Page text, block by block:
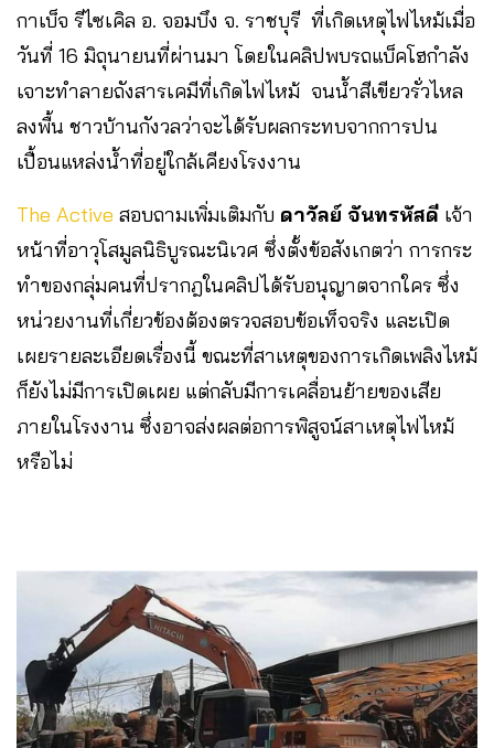
กาเบ็จ รีไซเคิล อ. จอมบึง จ. ราชบุรี ที่เกิดเหตุไฟไหม้เมื่อ
วันที่ 16 มิถุนายนที่ผ่านมา โดยในคลิปพบรถแบ็คโฮกำลัง
เจาะทำลายถังสารเคมีที่เกิดไฟไหม้ จนน้ำสีเขียวรั่วไหล
ลงพื้น ชาวบ้านกังวลว่าจะได้รับผลกระทบจากการปน
เปื้อนแหล่งน้ำที่อยู่ใกล้เคียงโรงงาน
The Active สอบถามเพิ่มเติมกับ ดาวัลย์ จันทรหัสดี เจ้า
หน้าที่อาวุโสมูลนิธิบูรณะนิเวศ ซึ่งตั้งข้อสังเกตว่า การกระ
ทำของกลุ่มคนที่ปรากฎในคลิปได้รับอนุญาตจากใคร ซึ่ง
หน่วยงานที่เกี่ยวข้องต้องตรวจสอบข้อเท็จจริง และเปิด
เผยรายละเอียดเรื่องนี้ ขณะที่สาเหตุของการเกิดเพลิงไหม้
ก็ยังไม่มีการเปิดเผย แต่กลับมีการเคลื่อนย้ายของเสีย
ภายในโรงงาน ซึ่งอาจส่งผลต่อการพิสูจน์สาเหตุไฟไหม้
หรือไม่